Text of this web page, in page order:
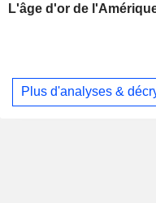
L'âge d'or de
Plus d'analyses &